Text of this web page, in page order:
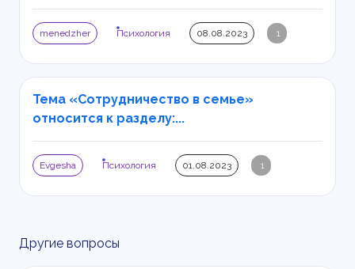
menedzher Психология 08.08.2023 1
Тема «Сотрудничество в семье»
относится к разделу:...
Evgesha Психология 01.08.2023 1
Другие вопросы